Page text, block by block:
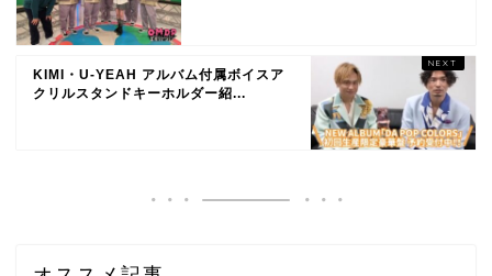
KIMI・U-YEAH アルバム付属ボイスア
クリルスタンドキーホルダー紹...